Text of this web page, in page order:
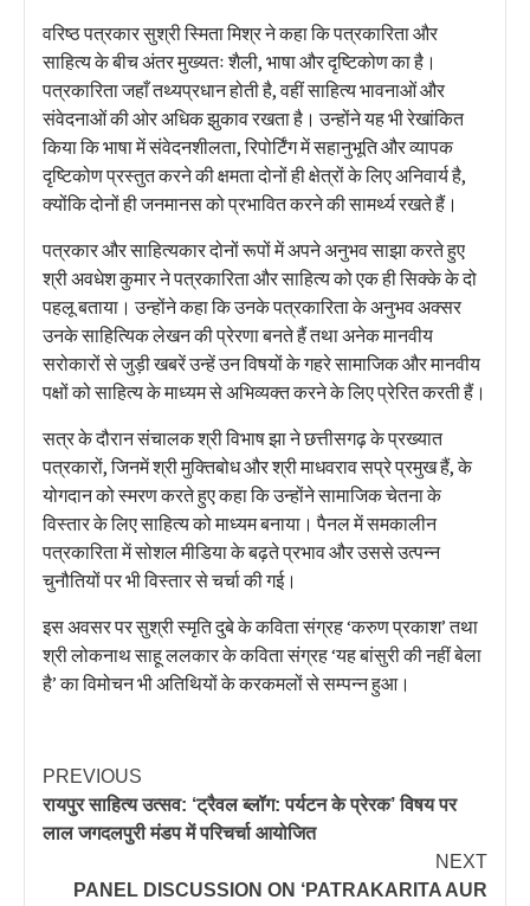
वरिष्ठ पत्रकार सुश्री स्मिता मिश्र ने कहा कि पत्रकारिता और
साहित्य के बीच अंतर मुख्यतः शैली, भाषा और दृष्टिकोण का है।
पत्रकारिता जहाँ तथ्यप्रधान होती है, वहीं साहित्य भावनाओं और
संवेदनाओं की ओर अधिक झुकाव रखता है। उन्होंने यह भी रेखांकित
किया कि भाषा में संवेदनशीलता, रिपोर्टिंग में सहानुभूति और व्यापक
दृष्टिकोण प्रस्तुत करने की क्षमता दोनों ही क्षेत्रों के लिए अनिवार्य है,
क्योंकि दोनों ही जनमानस को प्रभावित करने की सामर्थ्य रखते हैं।
पत्रकार और साहित्यकार दोनों रूपों में अपने अनुभव साझा करते हुए
श्री अवधेश कुमार ने पत्रकारिता और साहित्य को एक ही सिक्के के दो
पहलू बताया। उन्होंने कहा कि उनके पत्रकारिता के अनुभव अक्सर
उनके साहित्यिक लेखन की प्रेरणा बनते हैं तथा अनेक मानवीय
सरोकारों से जुड़ी खबरें उन्हें उन विषयों के गहरे सामाजिक और मानवीय
पक्षों को साहित्य के माध्यम से अभिव्यक्त करने के लिए प्रेरित करती हैं।
सत्र के दौरान संचालक श्री विभाष झा ने छत्तीसगढ़ के प्रख्यात
पत्रकारों, जिनमें श्री मुक्तिबोध और श्री माधवराव सप्रे प्रमुख हैं, के
योगदान को स्मरण करते हुए कहा कि उन्होंने सामाजिक चेतना के
विस्तार के लिए साहित्य को माध्यम बनाया। पैनल में समकालीन
पत्रकारिता में सोशल मीडिया के बढ़ते प्रभाव और उससे उत्पन्न
चुनौतियों पर भी विस्तार से चर्चा की गई।
इस अवसर पर सुश्री स्मृति दुबे के कविता संग्रह ‘करुण प्रकाश’ तथा
श्री लोकनाथ साहू ललकार के कविता संग्रह ‘यह बांसुरी की नहीं बेला
है’ का विमोचन भी अतिथियों के करकमलों से सम्पन्न हुआ।
PREVIOUS
रायपुर साहित्य उत्सव: ‘ट्रैवल ब्लॉग: पर्यटन के प्रेरक’ विषय पर
लाल जगदलपुरी मंडप में परिचर्चा आयोजित
NEXT
PANEL DISCUSSION ON ‘PATRAKARITA AUR